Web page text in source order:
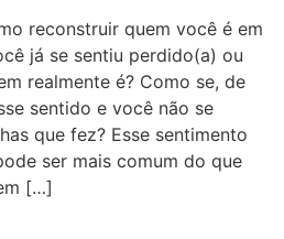
reconstruir quem você é em
já se sentiu perdido(a) ou
realmente é? Como se, de
sentido e você não se
que fez? Esse sentimento
ser mais comum do que
[…]